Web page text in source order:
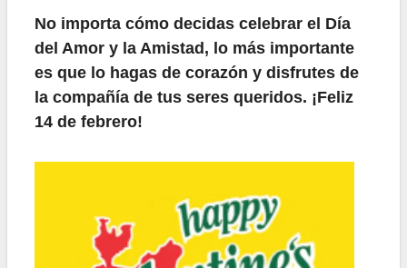
No importa cómo decidas celebrar el Día
del Amor y la Amistad, lo más importante
es que lo hagas de corazón y disfrutes de
la compañía de tus seres queridos. ¡Feliz
14 de febrero!